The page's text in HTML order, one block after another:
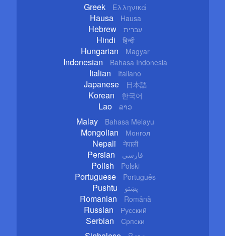
Greek Ελληνικά
Hausa Hausa
Hebrew עברית
Hindi हिन्दी
Hungarian Magyar
Indonesian Bahasa Indonesia
Italian Italiano
Japanese 日本語
Korean 한국어
Lao ລາວ
Malay Bahasa Melayu
Mongolian Монгол
Nepali नेपाली
Persian فارسی
Polish Polski
Portuguese Português
Pushtu پښتو
Romanian Română
Russian Русский
Serbian Српски